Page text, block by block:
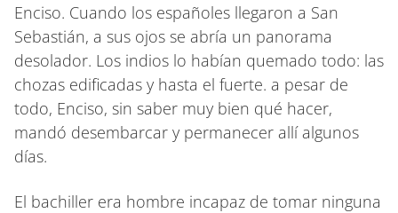
Enciso. Cuando los españoles llegaron a San
Sebastián, a sus ojos se abría un panorama
desolador. Los indios lo habían quemado todo: las
chozas edificadas y hasta el fuerte. a pesar de
todo, Enciso, sin saber muy bien qué hacer,
mandó desembarcar y permanecer allí algunos
días.
El bachiller era hombre incapaz de tomar ninguna